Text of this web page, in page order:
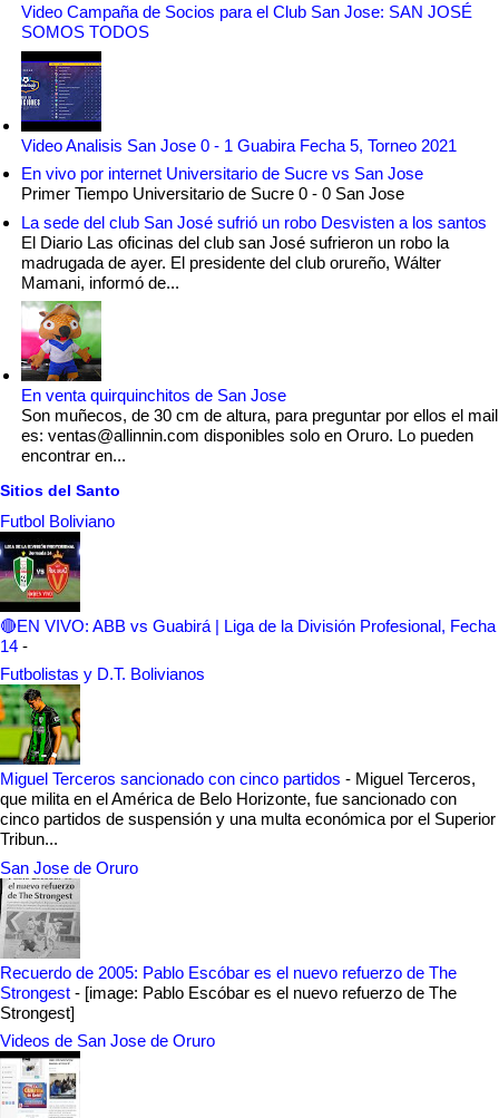
Video Campaña de Socios para el Club San Jose: SAN JOSÉ
SOMOS TODOS
Video Analisis San Jose 0 - 1 Guabira Fecha 5, Torneo 2021
En vivo por internet Universitario de Sucre vs San Jose
Primer Tiempo Universitario de Sucre 0 - 0 San Jose
La sede del club San José sufrió un robo Desvisten a los santos
El Diario Las oficinas del club san José sufrieron un robo la
madrugada de ayer. El presidente del club orureño, Wálter
Mamani, informó de...
En venta quirquinchitos de San Jose
Son muñecos, de 30 cm de altura, para preguntar por ellos el mail
es: ventas@allinnin.com disponibles solo en Oruro. Lo pueden
encontrar en...
Sitios del Santo
Futbol Boliviano
🔴EN VIVO: ABB vs Guabirá | Liga de la División Profesional, Fecha
14 -
Futbolistas y D.T. Bolivianos
Miguel Terceros sancionado con cinco partidos - Miguel Terceros,
que milita en el América de Belo Horizonte, fue sancionado con
cinco partidos de suspensión y una multa económica por el Superior
Tribun...
San Jose de Oruro
Recuerdo de 2005: Pablo Escóbar es el nuevo refuerzo de The
Strongest - [image: Pablo Escóbar es el nuevo refuerzo de The
Strongest]
Videos de San Jose de Oruro